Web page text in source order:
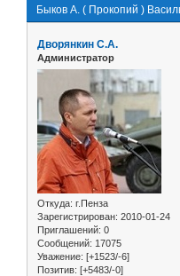
Быков А. ( Прокопий )
Дворянкин С.А.
Администратор
Откуда: г.Пенза
Зарегистрирован: 2010-01-24
Приглашений: 0
Сообщений: 17075
Уважение: [+1523/-6]
Позитив: [+5483/-0]